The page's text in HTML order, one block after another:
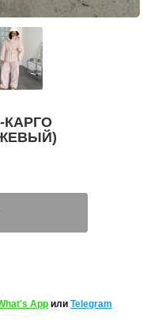
App или Telegram